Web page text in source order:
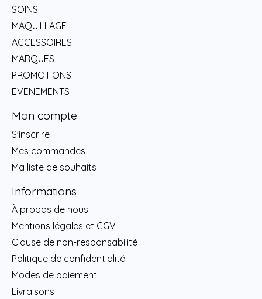
SOINS
MAQUILLAGE
ACCESSOIRES
MARQUES
PROMOTIONS
EVENEMENTS
Mon compte
S'inscrire
Mes commandes
Ma liste de souhaits
Informations
À propos de nous
Mentions légales et CGV
Clause de non-responsabilité
Politique de confidentialité
Modes de paiement
Livraisons